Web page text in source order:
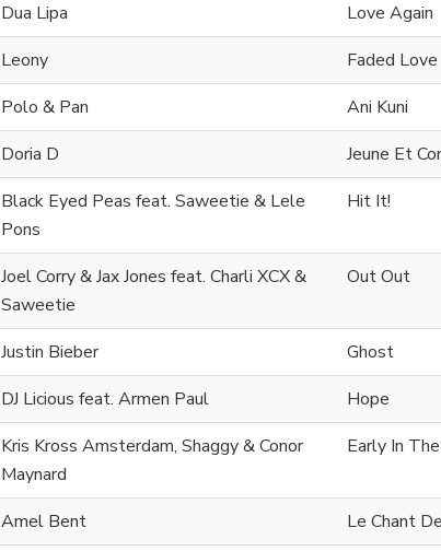
Dua Lipa
Love Again
Leony
Faded Love
Polo & Pan
Ani Kuni
Doria D
Jeune Et
Black Eyed Peas feat. Saweetie & Lele
Pons
Hit It!
Joel Corry & Jax Jones feat. Charli XCX &
Saweetie
Out Out
Justin Bieber
Ghost
DJ Licious feat. Armen Paul
Hope
Kris Kross Amsterdam, Shaggy & Conor
Maynard
Early In
Amel Bent Le Chant